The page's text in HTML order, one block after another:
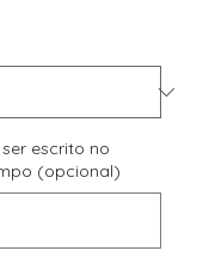
escrito no
(opcional)